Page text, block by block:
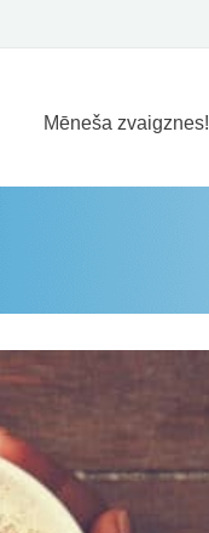
Mēneša zvaigznes!